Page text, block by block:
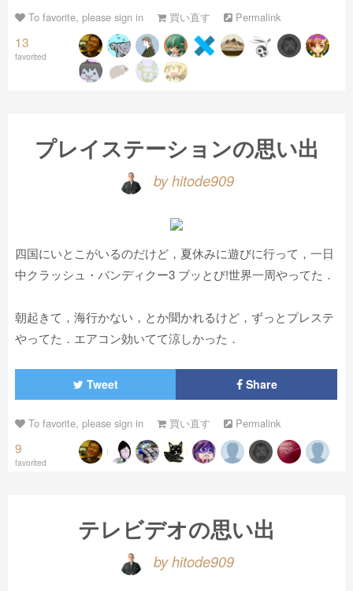
To favorite, please sign in 買い直す Permalink
13
favorited
プレイステーションの思い出
by hitode909
四国にいとこがいるのだけど，夏休みに遊びに行って，一日
中クラッシュ・バンディクー3 ブッとび!世界一周やってた．
朝起きて，海行かない，とか聞かれるけど，ずっとプレステ
やってた．エアコン効いてて涼しかった．
Tweet Share
To favorite, please sign in 買い直す Permalink
9
favorited
テレビデオの思い出
by hitode909